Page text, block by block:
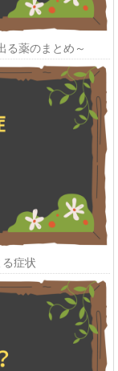
薬のまとめ～
症状